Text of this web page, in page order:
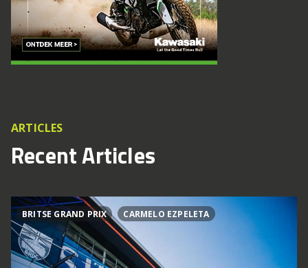
ARTICLES
Recent Articles
BRITSE GRAND PRIX CARMELO EZPELETA